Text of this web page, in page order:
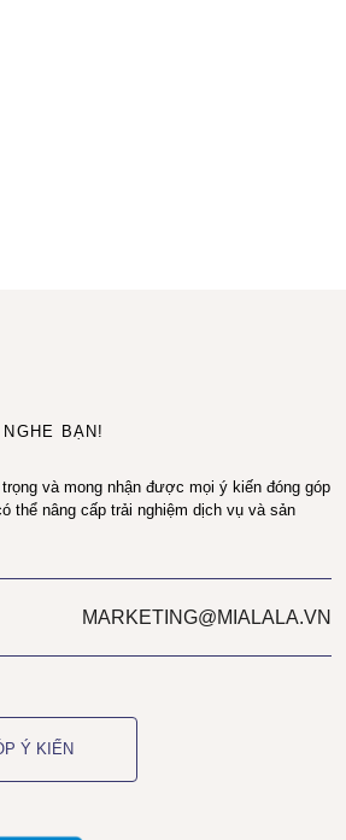
BẠN!
và mong nhận được mọi ý kiến đóng góp
thể nâng cấp trải nghiệm dịch vụ và sản
MARKETING@MIALALA.VN
Ý KIẾN